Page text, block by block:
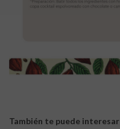
También te puede interesar